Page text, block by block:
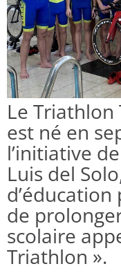
Le Triathlon
est né en
l’initiative
Luis del
de
scolaire
Triathlon ».